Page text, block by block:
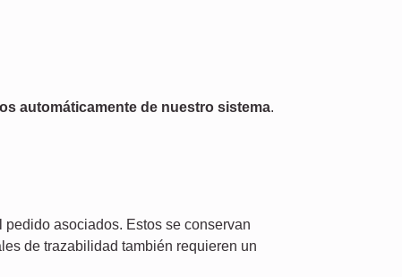
automáticamente de nuestro sistema.
asociados. Estos se conservan
de trazabilidad también requieren un